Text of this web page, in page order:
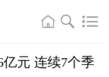
亿元 连续7个季